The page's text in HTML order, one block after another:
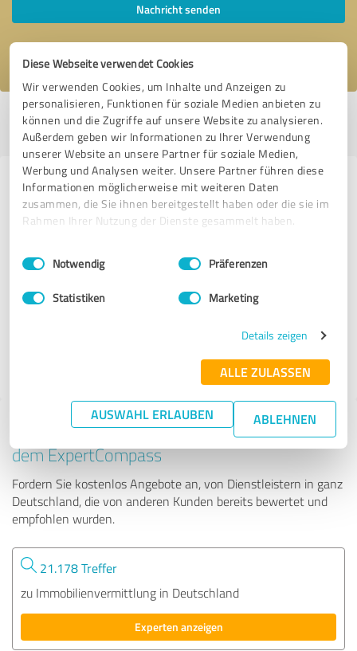
Diese Webseite verwendet Cookies
Wir verwenden Cookies, um Inhalte und Anzeigen zu
personalisieren, Funktionen für soziale Medien anbieten zu
können und die Zugriffe auf unsere Website zu analysieren.
Außerdem geben wir Informationen zu Ihrer Verwendung
unserer Website an unsere Partner für soziale Medien,
Werbung und Analysen weiter. Unsere Partner führen diese
Informationen möglicherweise mit weiteren Daten
zusammen, die Sie ihnen bereitgestellt haben oder die sie im
Rahmen Ihrer Nutzung der Dienste gesammelt haben.
Impressum Datenschutzbestimmungen
Einwilligungsauswahl
Notwendig Präferenzen
Statistiken Marketing
Details zeigen
ALLE ZULASSEN
AUSWAHL ERLAUBEN ABLEHNEN
Nachricht senden
Ich stimme den
Profil aktiv seit 02.12.2023 |Letzte Aktualisierung: 02.12.2023|Profil
melden
Erfahrungen zu weiteren
Anbietern aus dem Bereich
Hamburger Volksbank Immobilien GmbH
Tipp: Die passenden Experten finden - mit
dem ExpertCompass
Fordern Sie kostenlos Angebote an, von Dienstleistern in ganz
Deutschland, die von anderen Kunden bereits bewertet und
empfohlen wurden.
21.178 Treffer
zu Immobilienvermittlung in Deutschland
Experten anzeigen